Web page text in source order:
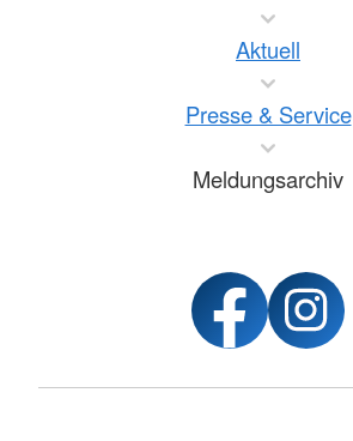
Aktuell
Presse & Service
Meldungsarchiv